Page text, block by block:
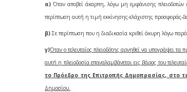
α) Όταν αποβεί άκαρπη, λόγω μη εμφάνισης
περίπτωση αυτή η τιμή εκκίνησης-ελάχιστης προσφοράς-
β) Σε περίπτωση που η διαδικασία κριθεί άκυρη λόγω
γ)Όταν ο τελευταίος πλειοδότης αρνηθεί να υπογράψει
αυτή η πλειοδοσία επαναλαμβάνεται εις βάρος του
το Πρόεδρο της Επιτροπής Δημοπρασίας, στο
Δημοσίου.